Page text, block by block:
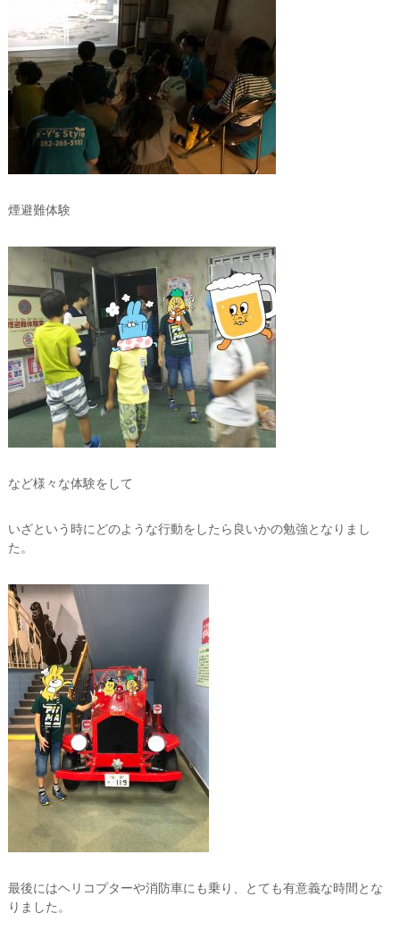
煙避難体験
など様々な体験をして
いざという時にどのような行動をしたら良いかの勉強となりまし
た。
最後にはヘリコプターや消防車にも乗り、とても有意義な時間とな
りました。